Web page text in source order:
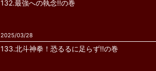
132.最強への執念!!の巻
2025/03/28
133.北斗神拳！恐るるに足らず!!の巻